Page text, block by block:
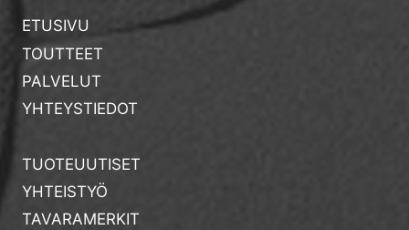
ETUSIVU
TOUTTEET
PALVELUT
YHTEYSTIEDOT
TUOTEUUTISET
YHTEISTYÖ
TAVARAMERKIT